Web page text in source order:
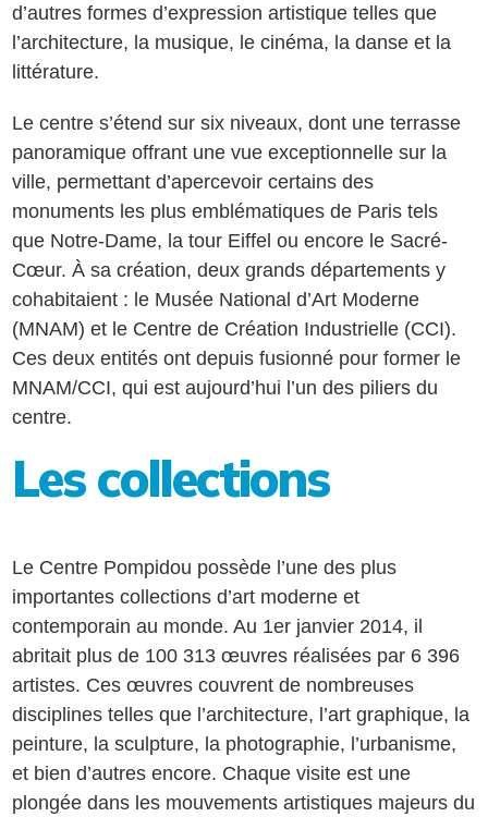
d’autres formes d’expression artistique telles que
l’architecture, la musique, le cinéma, la danse et la
littérature.
Le centre s’étend sur six niveaux, dont une terrasse
panoramique offrant une vue exceptionnelle sur la
ville, permettant d’apercevoir certains des
monuments les plus emblématiques de Paris tels
que Notre-Dame, la tour Eiffel ou encore le Sacré-
Cœur. À sa création, deux grands départements y
cohabitaient : le Musée National d’Art Moderne
(MNAM) et le Centre de Création Industrielle (CCI).
Ces deux entités ont depuis fusionné pour former le
MNAM/CCI, qui est aujourd’hui l’un des piliers du
centre.
Les collections
Le Centre Pompidou possède l’une des plus
importantes collections d’art moderne et
contemporain au monde. Au 1er janvier 2014, il
abritait plus de 100 313 œuvres réalisées par 6 396
artistes. Ces œuvres couvrent de nombreuses
disciplines telles que l’architecture, l’art graphique, la
peinture, la sculpture, la photographie, l’urbanisme,
et bien d’autres encore. Chaque visite est une
plongée dans les mouvements artistiques majeurs du